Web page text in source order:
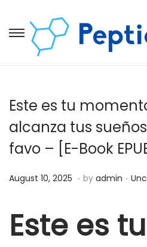
Este es tu
alcanza tus
favo – [E-Book
Posted on
August 10, 2025 D
e
. by admin .
Este es tu